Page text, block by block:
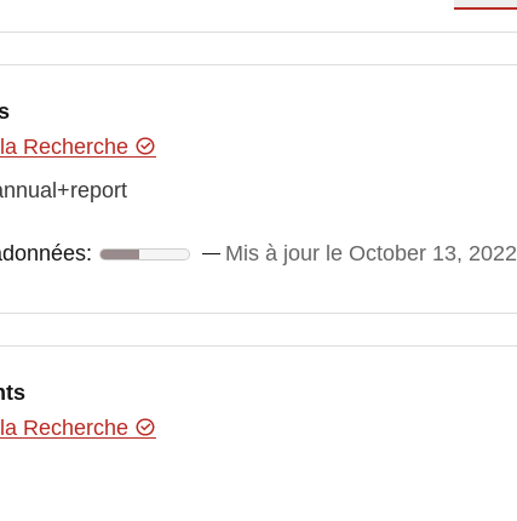
Recherche
Mis à jour le October 13, 2022
Recherche